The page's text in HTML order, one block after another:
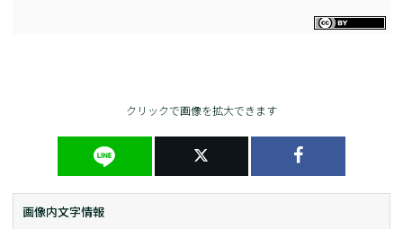
クリックで画像を拡大できます
画像内文字情報